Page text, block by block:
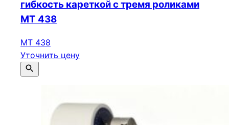
гибкость кареткой с тремя роликами
МТ 438
МТ 438
Уточнить цену